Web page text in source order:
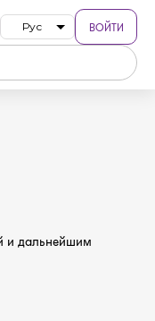
Рус ВОЙТИ
и дальнейшим